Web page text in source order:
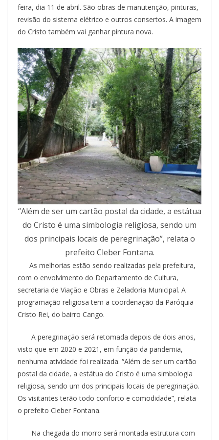
feira, dia 11 de abril. São obras de manutenção, pinturas,
revisão do sistema elétrico e outros consertos. A imagem
do Cristo também vai ganhar pintura nova.
“Além de ser um cartão postal da cidade, a estátua
do Cristo é uma simbologia religiosa, sendo um
dos principais locais de peregrinação”, relata o
prefeito Cleber Fontana.
As melhorias estão sendo realizadas pela prefeitura,
com o envolvimento do Departamento de Cultura,
secretaria de Viação e Obras e Zeladoria Municipal. A
programação religiosa tem a coordenação da Paróquia
Cristo Rei, do bairro Cango.
A peregrinação será retomada depois de dois anos,
visto que em 2020 e 2021, em função da pandemia,
nenhuma atividade foi realizada. “Além de ser um cartão
postal da cidade, a estátua do Cristo é uma simbologia
religiosa, sendo um dos principais locais de peregrinação.
Os visitantes terão todo conforto e comodidade”, relata
o prefeito Cleber Fontana.
Na chegada do morro será montada estrutura com